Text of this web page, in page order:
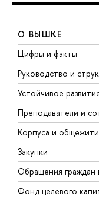
О ВЫШКЕ
Цифры и факты
Руководство и
Устойчивое
Преподаватели и
Корпуса и
Закупки
Обращения
Фонд целевого